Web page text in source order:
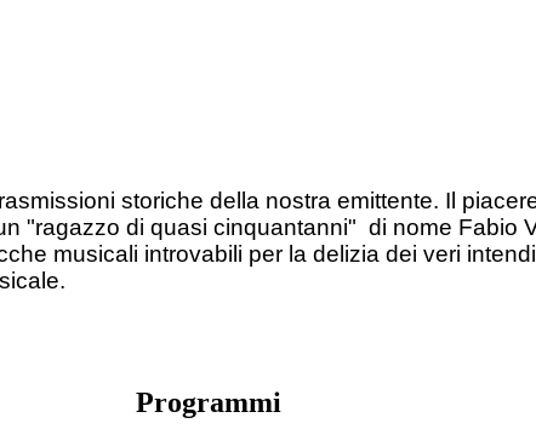
storiche della nostra emittente. Il
"ragazzo di quasi cinquantanni" di nome Fabio
musicali introvabili per la delizia dei veri
Programmi